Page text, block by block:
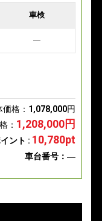
車検
―
格： 1,078,000円
： 1,208,000円
ント : 10,780pt
車台番号：―